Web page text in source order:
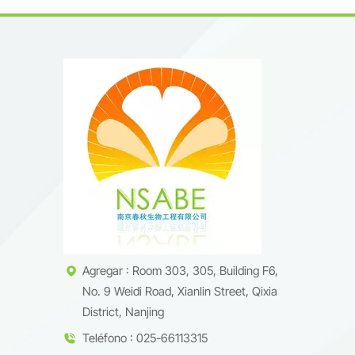
Agregar : Room 303, 305, Building F6,
No. 9 Weidi Road, Xianlin Street, Qixia
District, Nanjing
Teléfono : 025-66113315